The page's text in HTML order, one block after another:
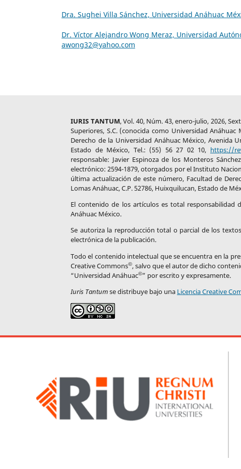
Dra. Sughei Villa Sánchez, Universidad Anáhuac
Dr. Víctor Alejandro Wong Meraz, Universidad
awong32@yahoo.com
IURIS TANTUM, Vol. 40, Núm. 43, enero-julio, 2026,
Superiores, S.C. (conocida como Universidad
Derecho de la Universidad Anáhuac México, Avenida
Estado de México, Tel.: (55) 56 27 02 10, https://
responsable: Javier Espinoza de los Monteros
electrónico: 2594-1879, otorgados por el Instituto
última actualización de este número, Facultad de
Lomas Anáhuac, C.P. 52786, Huixquilucan, Estado de
El contenido de los artículos es total
Anáhuac México.
Se autoriza la reproducción total o parcial de los
electrónica de la publicación.
Todo el contenido intelectual que se encuentra en la
Creative Commons©, salvo que el autor de dicho
“Universidad Anáhuac©” por escrito y expresamente.
Iuris Tantumse distribuye bajo una Licencia Creative